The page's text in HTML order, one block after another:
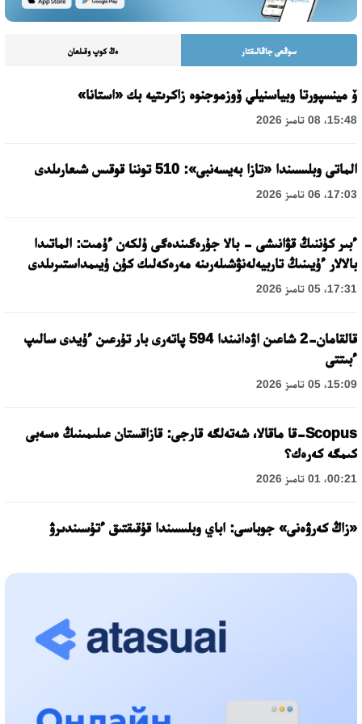
سوڭعى جاڭالىقتار ەڭ كوپ وقىلعان
ۆ مينسپورتا وبياسنيلي ۆوزموجنوە زاكرىتيە بك «استانا»
15:48، 08 تامىز 2026
الماتى وبلىسىندا «تازا بەيسەنبى»: 510 توننا قوقىس شىعارىلدى
17:03، 06 تامىز 2026
ءبىر كۇننىڭ قۋانىشى - بالا جۇرەگىندەگى ۇلكەن ءۇمىت: الماتىدا
بالالار ءۇيىنىڭ تاربيەلەنۋشىلەرىنە مەرەكەلىك كۇن ۇيىمداستىرىلدى
17:31، 05 تامىز 2026
قالقامان-2 شاعىن اۋدانىندا 594 پاتەرى بار تۇرعىن ءۇيدى سالىپ
ءبىتتى
15:09، 05 تامىز 2026
Scopus-قا ماقالا، شەتەلگە قارجى: قازاقستان عىلىمىنىڭ ەسەبى
كىمگە كەرەك؟
00:21، 01 تامىز 2026
«زاڭ كەرۋەنى» جوباسى: اباي وبلىسىندا قۇقىقتىق ءتۇسىندىرۋ
17:31، 31 شىلدە 2026
حالىقارالىق «فورمۋلا-1 H2O» جارىسىن قونايەۆ قالاسىندا وتكىزۋ
اسحات اسىلبەكوۆ: كۇشتى بيلىككە كۇشتى تۇلعالار كەرەك!